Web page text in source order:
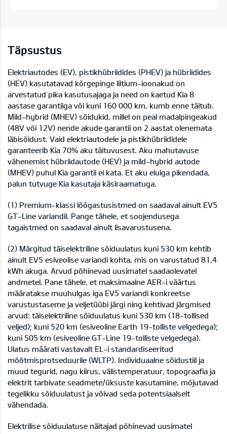
Täpsustus
Elektriautodes (EV), pistikhübriidides (PHEV) ja hübriidides
(HEV) kasutatavad kõrgepinge liitium-ioonakud on
arvestatud pika kasutusajaga ja need on kaetud Kia 8
aastase garantiiga või kuni 160 000 km, kumb enne täitub.
Mild-hybrid (MHEV) sõidukid, millel on peal madalpingeakud
(48V või 12V) nende akude garantii on 2 aastat olenemata
läbisõidust. Vaid elektriautodele ja pistikhübriididele
garanteerib Kia 70% aku täituvusest. Aku mahutavuse
vähenemist hübriidautode (HEV) ja mild-hybrid autode
(MHEV) puhul Kia garantii ei kata. Et aku eluiga pikendada,
palun tutvuge Kia kasutaja käsiraamatuga.
(1) Premium-klassi lõõgastusistmed on saadaval ainult EV5
GT-Line variandil. Pange tähele, et soojendusega
tagaistmed on saadaval ainult lisavarustusena.
(2) Märgitud täiselektriline sõiduulatus kuni 530 km kehtib
ainult EV5 esiveolise variandi kohta, mis on varustatud 81,4
kWh akuga. Arvud põhinevad uusimatel saadaolevatel
andmetel. Pane tähele, et maksimaalne AER-i väärtus
määratakse muuhulgas iga EV5 variandi konkreetse
varustustaseme ja veljetüübi järgi ning kehtivad järgmised
arvud: täiselektriline sõiduulatus kuni 530 km (18-tollised
veljed); kuni 520 km (esiveoline Earth 19-tolliste velgedega);
kuni 505 km (esiveoline GT-Line 19-tolliste velgedega).
Ulatus määrati vastavalt EL-i standardiseeritud
mõõtmisprotseduurile (WLTP). Individuaalne sõidustiil ja
muud tegurid, nagu kiirus, välistemperatuur, topograafia ja
elektrit tarbivate seadmete/üksuste kasutamine, mõjutavad
tegelikku sõiduulatust ja võivad seda potentsiaalselt
vähendada.
Elektrilise sõiduulatuse näitajad põhinevad uusimatel